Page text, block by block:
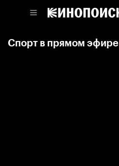
Спорт в прямом эфире